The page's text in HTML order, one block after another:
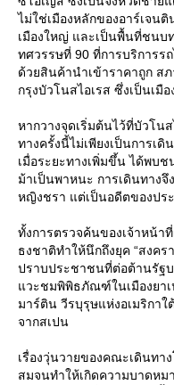
ไม่ใช่เมืองหลักของอาร์เจน
เมืองใหญ่ และเป็นพื้นที่ชนบ
ทศวรรษที่ 90 ที่การบริการ
ด้วยสินค้านำเข้าราคาถูก ส
กรุงบัวโนสไอเรส ซึ่งเป็นเมื
หากวางจุดเริ่มต้นไว้ที่บัวโน
ทางครั้งนี้ไม่เพียงเป็นการเ
เมื่อระยะทางเพิ่มขึ้น ได้พบ
ม้าเป็นพาหนะ การเดินทาง
หญิงชรา แต่เป็นอดีตของปร
ทั้งการตรวจค้นของเจ้าหน้า
ธงชาติทำให้นึกถึงยุค “สงคร
ปราบประชาชนที่ต่อต้านรัฐบ
วะชมพิพิธภัณฑ์ในเมืองยาเ
มาร์ติน วีรบุรุษแห่งอเมริกา
จากสเปน
เรื่องวุ่นวายของคณะเดินทา
สมจนทำให้เกิดความบาดหม